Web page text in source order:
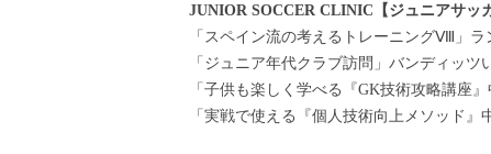
JUNIOR SOCCER CLINIC【ジュニアサッ
「スペイン流の考えるトレーニングⅧ」
「ジュニア年代クラブ訪問」バンディッツ
「子供も楽しく学べる『GK技術攻略講座
「実戦で使える『個人技術向上メソッド